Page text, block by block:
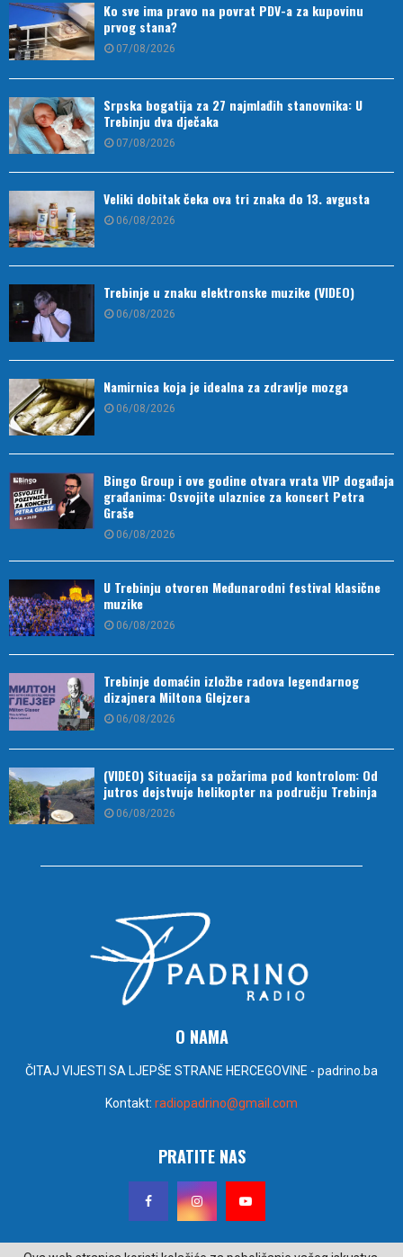
Ko sve ima pravo na povrat PDV-a za kupovinu
prvog stana?
07/08/2026
Srpska bogatija za 27 najmlađih stanovnika: U
Trebinju dva dječaka
07/08/2026
Veliki dobitak čeka ova tri znaka do 13. avgusta
06/08/2026
Trebinje u znaku elektronske muzike (VIDEO)
06/08/2026
Namirnica koja je idealna za zdravlje mozga
06/08/2026
Bingo Group i ove godine otvara vrata VIP događaja
građanima: Osvojite ulaznice za koncert Petra
Graše
06/08/2026
U Trebinju otvoren Međunarodni festival klasične
muzike
06/08/2026
Trebinje domaćin izložbe radova legendarnog
dizajnera Miltona Glejzera
06/08/2026
(VIDEO) Situacija sa požarima pod kontrolom: Od
jutros dejstvuje helikopter na području Trebinja
06/08/2026
O NAMA
ČITAJ VIJESTI SA LJEPŠE STRANE HERCEGOVINE - padrino.ba
Kontakt: radiopadrino@gmail.com
PRATITE NAS